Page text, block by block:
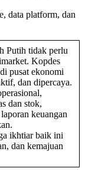
data platform, dan
Putih tidak perlu
Kopdes
pusat ekonomi
dan dipercaya.
dan stok,
keuangan
ikhtiar baik ini
dan kemajuan